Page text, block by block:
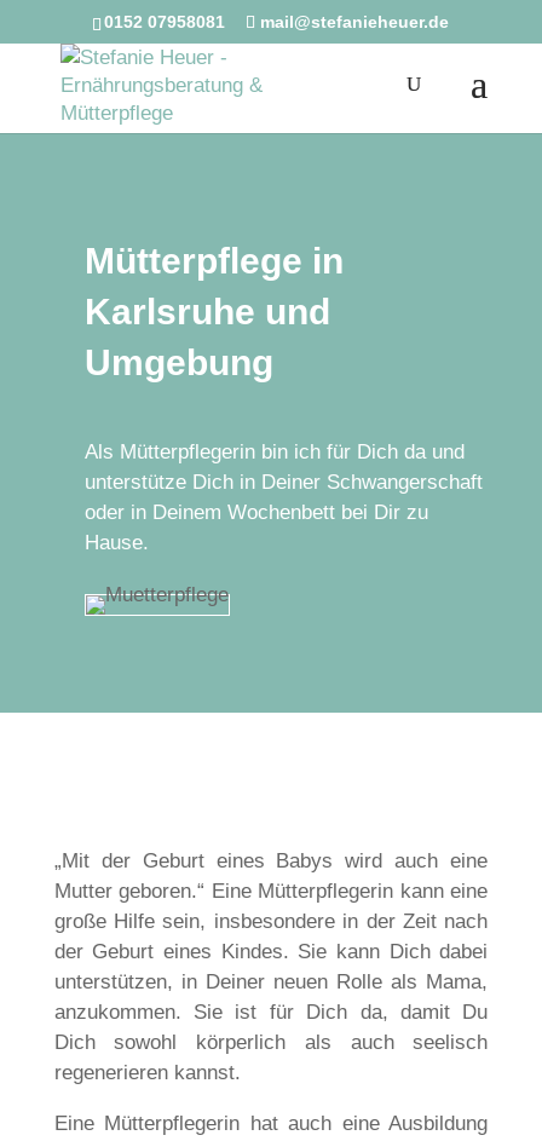
0152 07958081 mail@stefanieheuer.de
Mütterpflege in
Karlsruhe und
Umgebung
Als Mütterpflegerin bin ich für Dich da und
unterstütze Dich in Deiner Schwangerschaft
oder in Deinem Wochenbett bei Dir zu
Hause.
„Mit der Geburt eines Babys wird auch eine
Mutter geboren.“ Eine Mütterpflegerin kann eine
große Hilfe sein, insbesondere in der Zeit nach
der Geburt eines Kindes. Sie kann Dich dabei
unterstützen, in Deiner neuen Rolle als Mama,
anzukommen. Sie ist für Dich da, damit Du
Dich sowohl körperlich als auch seelisch
regenerieren kannst.
Eine Mütterpflegerin hat auch eine Ausbildung